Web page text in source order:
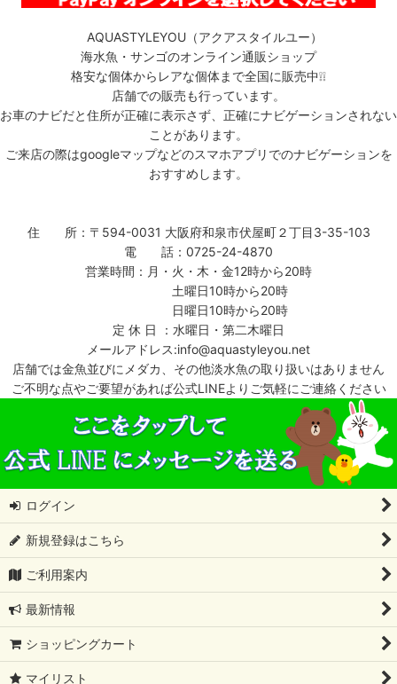
AQUASTYLEYOU（アクアスタイルユー）
海水魚・サンゴのオンライン通販ショップ
格安な個体からレアな個体まで全国に販売中❕❕
店舗での販売も行っています。
お車のナビだと住所が正確に表示さず、正確にナビゲーションされない
ことがあります。
ご来店の際はgoogleマップなどのスマホアプリでのナビゲーションを
おすすめします。
住 所：〒594-0031 大阪府和泉市伏屋町２丁目3-35-103
電 話：0725-24-4870
営業時間：月・火・木・金12時から20時
土曜日10時から20時
日曜日10時から20時
定 休 日 ：水曜日・第二木曜日
メールアドレス:info@aquastyleyou.net
店舗では金魚並びにメダカ、その他淡水魚の取り扱いはありません
ご不明な点やご要望があれば公式LINEよりご気軽にご連絡ください
ログイン
新規登録はこちら
ご利用案内
最新情報
ショッピングカート
マイリスト